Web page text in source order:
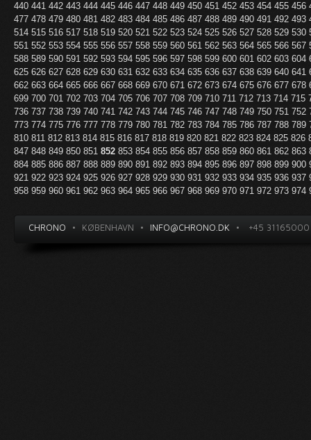
440 441 442 443 444 445 446 447 448 449 450 451 452 453 454 455 456
477 478 479 480 481 482 483 484 485 486 487 488 489 490 491 492 493
514 515 516 517 518 519 520 521 522 523 524 525 526 527 528 529 530
551 552 553 554 555 556 557 558 559 560 561 562 563 564 565 566 567
588 589 590 591 592 593 594 595 596 597 598 599 600 601 602 603 604
625 626 627 628 629 630 631 632 633 634 635 636 637 638 639 640 641
662 663 664 665 666 667 668 669 670 671 672 673 674 675 676 677 678
699 700 701 702 703 704 705 706 707 708 709 710 711 712 713 714 715
736 737 738 739 740 741 742 743 744 745 746 747 748 749 750 751 752
773 774 775 776 777 778 779 780 781 782 783 784 785 786 787 788 789
810 811 812 813 814 815 816 817 818 819 820 821 822 823 824 825 826
847 848 849 850 851 852 853 854 855 856 857 858 859 860 861 862 863
884 885 886 887 888 889 890 891 892 893 894 895 896 897 898 899 900
921 922 923 924 925 926 927 928 929 930 931 932 933 934 935 936 937
958 959 960 961 962 963 964 965 966 967 968 969 970 971 972 973 974
CHRONO • KØBENHAVN • INFO@CHRONO.DK • +45 31165000